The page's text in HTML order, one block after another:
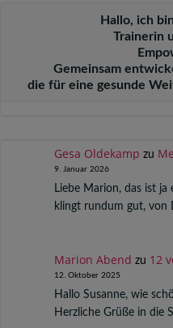
Hallo, ich
Trainerin
Gemeinsam
die für eine gesunde
Gesa Oldekamp zu
9. Januar 2026
Liebe Marion, das ist
klingt rundum gut, von
Marion Abend zu 12
12. Oktober 2025
Hallo Susanne, wie
Herzliche Grüße in die